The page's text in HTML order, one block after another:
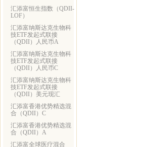
汇添富恒生指数（QDII-
LOF）
汇添富纳斯达克生物科
技ETF发起式联接
（QDII）人民币A
汇添富纳斯达克生物科
技ETF发起式联接
（QDII）人民币C
汇添富纳斯达克生物科
技ETF发起式联接
（QDII）美元现汇
汇添富香港优势精选混
合（QDII）C
汇添富香港优势精选混
合（QDII）A
汇添富全球医疗混合